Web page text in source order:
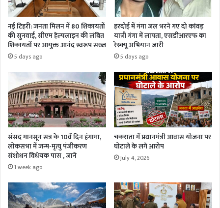
नई टिहरी: जनता मिलन में 80 शिकायतों
की सुनवाई, सीएम हेल्पलाइन की लंबित
शिकायतों पर आयुक्त आनंद स्वरूप सख्त
5 days ago
हरदोई में गंगा जल भरने गए दो कांवड़
यात्री गंगा में लापता, एसडीआरएफ का
रेस्क्यू अभियान जारी
5 days ago
संसद मानसून सत्र के 10वें दिन हंगामा,
लोकसभा में जन्म-मृत्यु पंजीकरण
संशोधन विधेयक पास , जाने
1 week ago
चकराता में प्रधानमंत्री आवास योजना पर
घोटाले के लगे आरोप
July 4, 2026